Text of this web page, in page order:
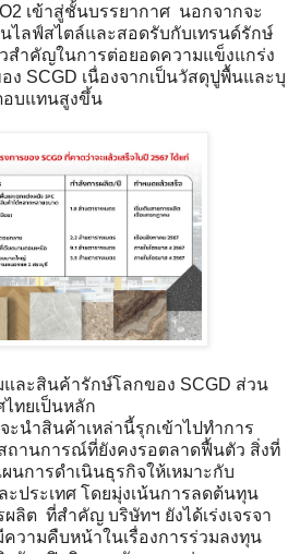
เข้าสู่ชั้นบรรยากาศ นอกจากจะ
ไลฟ์สไตล์และสอดรับกับเทรนด์รักษ์
สำคัญในการต่อยอดความแข็งแกร่ง
SCGD เนื่องจากเป็นวัสดุปูพื้นและบุ
อบแทนสูงขึ้น
ละสินค้ารักษ์โลกของ SCGD ส่วน
ทยเป็นหลัก
ะนำสินค้าเหล่านี้รุกเข้าไปทำการ
ถานการณ์ที่ยังคงรอตลาดฟื้นตัว สิ่งที่
นการดำเนินธุรกิจให้เหมาะกับ
ประเทศ โดยมุ่งเน้นการลดต้นทุน
ลิต ที่สำคัญ บริษัทฯ ยังได้เร่งเจรจา
วามคืบหน้าในเรื่องการร่วมลงทุน